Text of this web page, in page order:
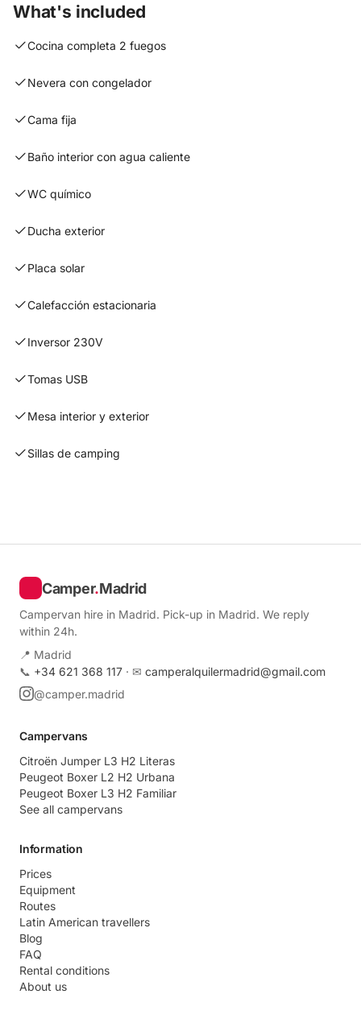
What's included
Cocina completa 2 fuegos
Nevera con congelador
Cama fija
Baño interior con agua caliente
WC químico
Ducha exterior
Placa solar
Calefacción estacionaria
Inversor 230V
Tomas USB
Mesa interior y exterior
Sillas de camping
Camper.Madrid
Campervan hire in Madrid. Pick-up in Madrid. We reply
within 24h.
📍 Madrid
📞 +34 621 368 117 · ✉ camperalquilermadrid@gmail.com
@camper.madrid
Campervans
Citroën Jumper L3 H2 Literas
Peugeot Boxer L2 H2 Urbana
Peugeot Boxer L3 H2 Familiar
See all campervans
Information
Prices
Equipment
Routes
Latin American travellers
Blog
FAQ
Rental conditions
About us